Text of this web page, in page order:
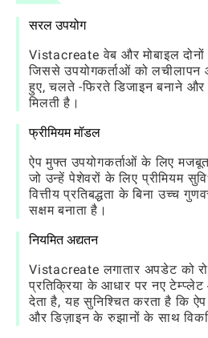
सरल उपयोग
Vistacreate वेब और मोबाइल दोनों
जिससे उपयोगकर्ताओं को लचीलापन
हुए, चलते -फिरते डिजाइन बनाने
मिलती है।
फ्रीमियम मॉडल
ऐप मुफ्त उपयोगकर्ताओं के लिए
जो उन्हें पेशेवरों के लिए प्रीमियम
वित्तीय प्रतिबद्धता के बिना उच्च
सक्षम बनाता है।
नियमित अद्यतन
Vistacreate लगातार अपडेट को
प्रतिक्रिया के आधार पर नए
देता है, यह सुनिश्चित करता है कि
और डिज़ाइन के रुझानों के साथ